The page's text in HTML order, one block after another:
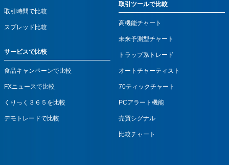
取引時間で比較
スプレッド比較
サービスで比較
食品キャンペーンで比較
FXニュースで比較
くりっく３６５を比較
デモトレードで比較
取引ツールで比較
高機能チャート
未来予測型チャート
トラップ系トレード
オートチャーティスト
70ティックチャート
PCアラート機能
売買シグナル
比較チャート